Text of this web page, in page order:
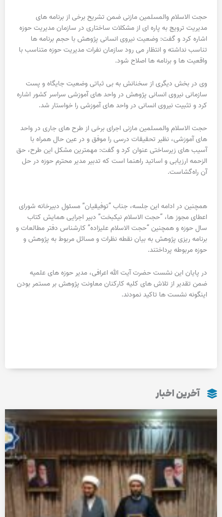
حجت الاسلام والمسلمین مازنی ضمن تشریح برخی از برنامه های
مدیریت ترویج به پاره ای از مشکلات ساختاری در سازمان مدیریت حوزه
اشاره کرد و گفت: وضعیت نیروی انسانی پژوهش با حجم برنامه ها
تناسب نداشته و انتظار می رود سازمان نفرات مدیریت حوزه متناسب با
واقعیت ها و برنامه ها اصلاح شود.
وی در بخش دیگری از سخنانش به بی ثباتی وضعیت جایگاه و پست
سازمانی نیروی انسانی پژوهش در واحد های آموزشی سراسر کشور اشاره
کرد و تثبیت نیروی انسانی در واحد های آموزشی را خواستار شد.
حجت الاسلام والمسلمین مازنی اجرای برخی از طرح های جاری در واحد
های آموزشی، نظیر تحقیقات درسی را موفق و در عین حال همراه با
آسیب های زیرساختی عنوان کرد و گفت: مهمترین مشکل این طرح، حق
الزحمه ارزیابی و اساتید راهنما است که تدبیر مدیر محترم حوزه در حل
آن راه‌گشاست.
همچنین در ادامه این جلسه، جناب “توفیقیان” مسئول دبیرخانه شورای
اعطای مجوز ها، “حجت الاسلام نیکبخت” دبیر اجرایی همایش کتاب
سال حوزه و همچنین “حجت الاسلام علیزاده” کارشناس دفتر مطالعات و
برنامه ریزی پژوهش به بیان نقطه نظرات و مسائل مربوط به پژوهش و
حوزه مربوطه پرداختند.
در پایان این نشست حضرت آیت الله اعرافی، مدیر حوزه های علمیه
ضمن تقدیر از تلاش های کلیه کارکنان معاونت پژوهش بر مستمر بودن
اینگونه نشست ها تاکید نمودند.
آخرین اخبار